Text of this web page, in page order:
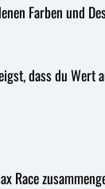
Farben und
dass du Wert
Race